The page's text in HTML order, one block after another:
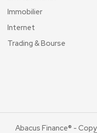
Immobilier
Internet
Trading & Bourse
Abacus Finance® -